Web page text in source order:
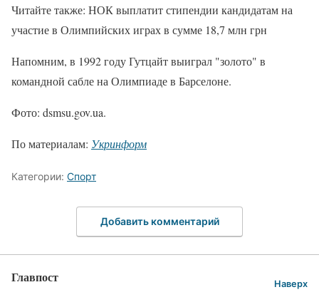
Читайте также: НОК выплатит стипендии кандидатам на
участие в Олимпийских играх в сумме 18,7 млн грн
Напомним, в 1992 году Гутцайт выиграл "золото" в
командной сабле на Олимпиаде в Барселоне.
Фото: dsmsu.gov.ua.
По материалам: Укринформ
Категории: Спорт
Добавить комментарий
Главпост Наверх